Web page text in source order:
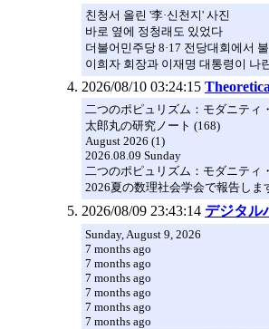
친청서 올린 '李·신천지' 사진
바로 옆에 정청래도 있었다
더불어민주당 8·17 전당대회에서
이희자 회장과 이재명 대통령이 나
2026/08/10 03:24:15
二つのポピュリズム：モダニティ
太郎丸の研究ノート (168)
August 2026 (1)
2026.08.09 Sunday
二つのポピュリズム：モダニティ
2026夏の数理社会学会で報告しま
2026/08/09 23:43:14 デジタル
Sunday, August 9, 2026
7 months ago
7 months ago
7 months ago
7 months ago
7 months ago
7 months ago